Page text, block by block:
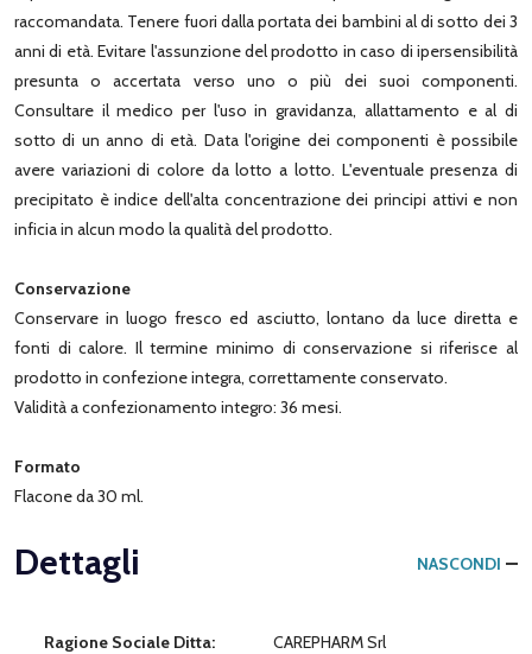
raccomandata. Tenere fuori dalla portata dei bambini al di sotto dei 3
anni di età. Evitare l'assunzione del prodotto in caso di ipersensibilità
presunta o accertata verso uno o più dei suoi componenti.
Consultare il medico per l'uso in gravidanza, allattamento e al di
sotto di un anno di età. Data l'origine dei componenti è possibile
avere variazioni di colore da lotto a lotto. L'eventuale presenza di
precipitato è indice dell'alta concentrazione dei principi attivi e non
inficia in alcun modo la qualità del prodotto.
Conservazione
Conservare in luogo fresco ed asciutto, lontano da luce diretta e
fonti di calore. Il termine minimo di conservazione si riferisce al
prodotto in confezione integra, correttamente conservato.
Validità a confezionamento integro: 36 mesi.
Formato
Flacone da 30 ml.
Dettagli NASCONDI
Ragione Sociale Ditta: CAREPHARM Srl